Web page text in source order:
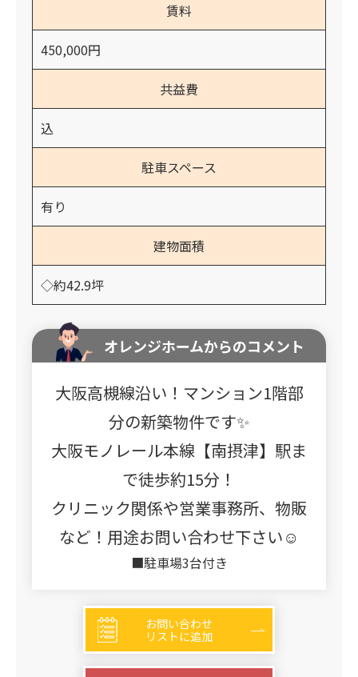
賃料
450,000円
共益費
込
駐車スペース
有り
建物面積
◇約42.9坪
オレンジホームからのコメント
大阪高槻線沿い！マンション1階部
分の新築物件です✨
大阪モノレール本線【南摂津】駅ま
で徒歩約15分！
クリニック関係や営業事務所、物販
など！用途お問い合わせ下さい☺
■駐車場3台付き
お問い合わせ
リストに追加